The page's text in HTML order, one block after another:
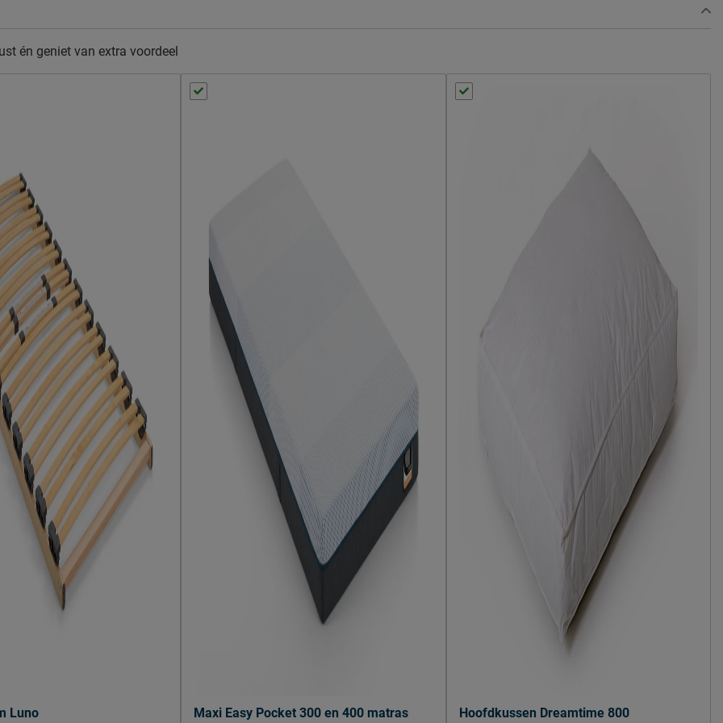
meubelmondstuk
Beddenreus
AS, Uden, Nederland
én geniet van extra voordeel
Luno Maxi Easy Pocket 300 en 400 matras Hoofdkussen Dreamtime 800